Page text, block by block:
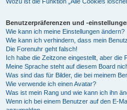
Benutzerpräferenzen und -
Wie kann ich meine Einstellungen ändern?
Wie kann ich verhindern, dass mein
Die Forenuhr geht falsch!
Ich habe die Zeitzone eingestellt, aber die
Meine Sprache steht auf diesem Board
Was sind das für Bilder, die bei meinem
Wie verwende ich einen Avatar?
Was ist mein Rang und wie kann ich ihn
Wenn ich bei einem Benutzer auf den E-